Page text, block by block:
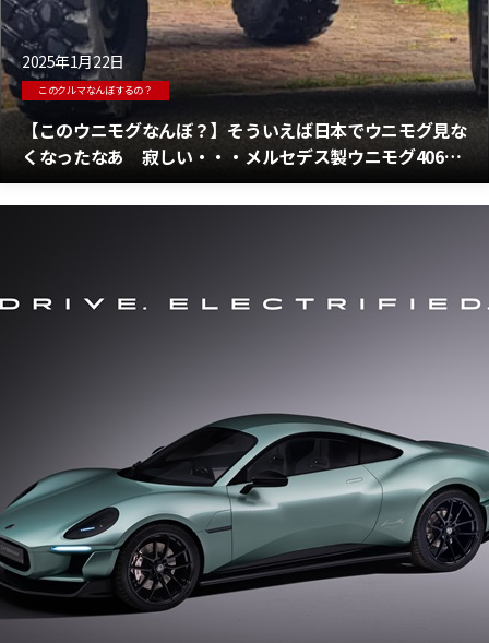
2025年1月22日
このクルマなんぼするの？
【このウニモグなんぼ？】そういえば日本でウニモグ見な
くなったなあ 寂しい・・・メルセデス製ウニモグ406が
eBayで販売中 その価格は？